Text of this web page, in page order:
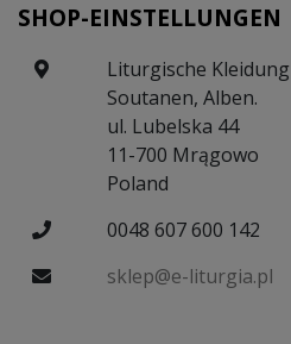
SHOP-EINSTELLUNGEN
Liturgische
Soutanen, Alben.
ul. Lubelska 44
11-700 Mrągowo
Poland
0048 607 600 142
sklep@e-liturgia.pl